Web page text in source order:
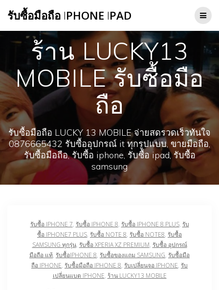
to
รับซื้อมือถือ IPHONE IPAD
ร้าน LUCKY13
MOBILE รับซื้อมือ
ถือ
รับซื้อมือถือ LUCKY 13 MOBILE จ่ายสดรวดเร็วทันใจ
0876665432 รับซื้ออุปกรณ์ it ทุกรูปแบบ, ขายมือถือ,
รับซื้อมือถือ, รับซื้อ iphone, รับซื้อ ipad, รับซื้อ
samsung
รับซื้อ IPHONE 7, รับซื้อ IPHONE 8, รับซื้อ IPHONE 8 PLUS, รับ
ซื้อ IPHONE7 PLUS, รับซื้อ NOTE 8, รับซื้อ NOTE8, รับซื้อ
SAMSUNG ทุกรุ่น, รับซื้อ XPERIA XZ PREMIUM, รับซื้อ อุปกรณ์
มือถือ แท้, รับซื้อIPHONE 8, รับซื้อของแถม SAMSUNG, รับซื้อมือ
ถือ IPHONE, รับซื้อมือถือ IPHONE 8, รับเปลี่ยนจอ IPHONE, รับ
เปลี่ยนแบต IPHONE, ร้าน LUCKY13 MOBILE